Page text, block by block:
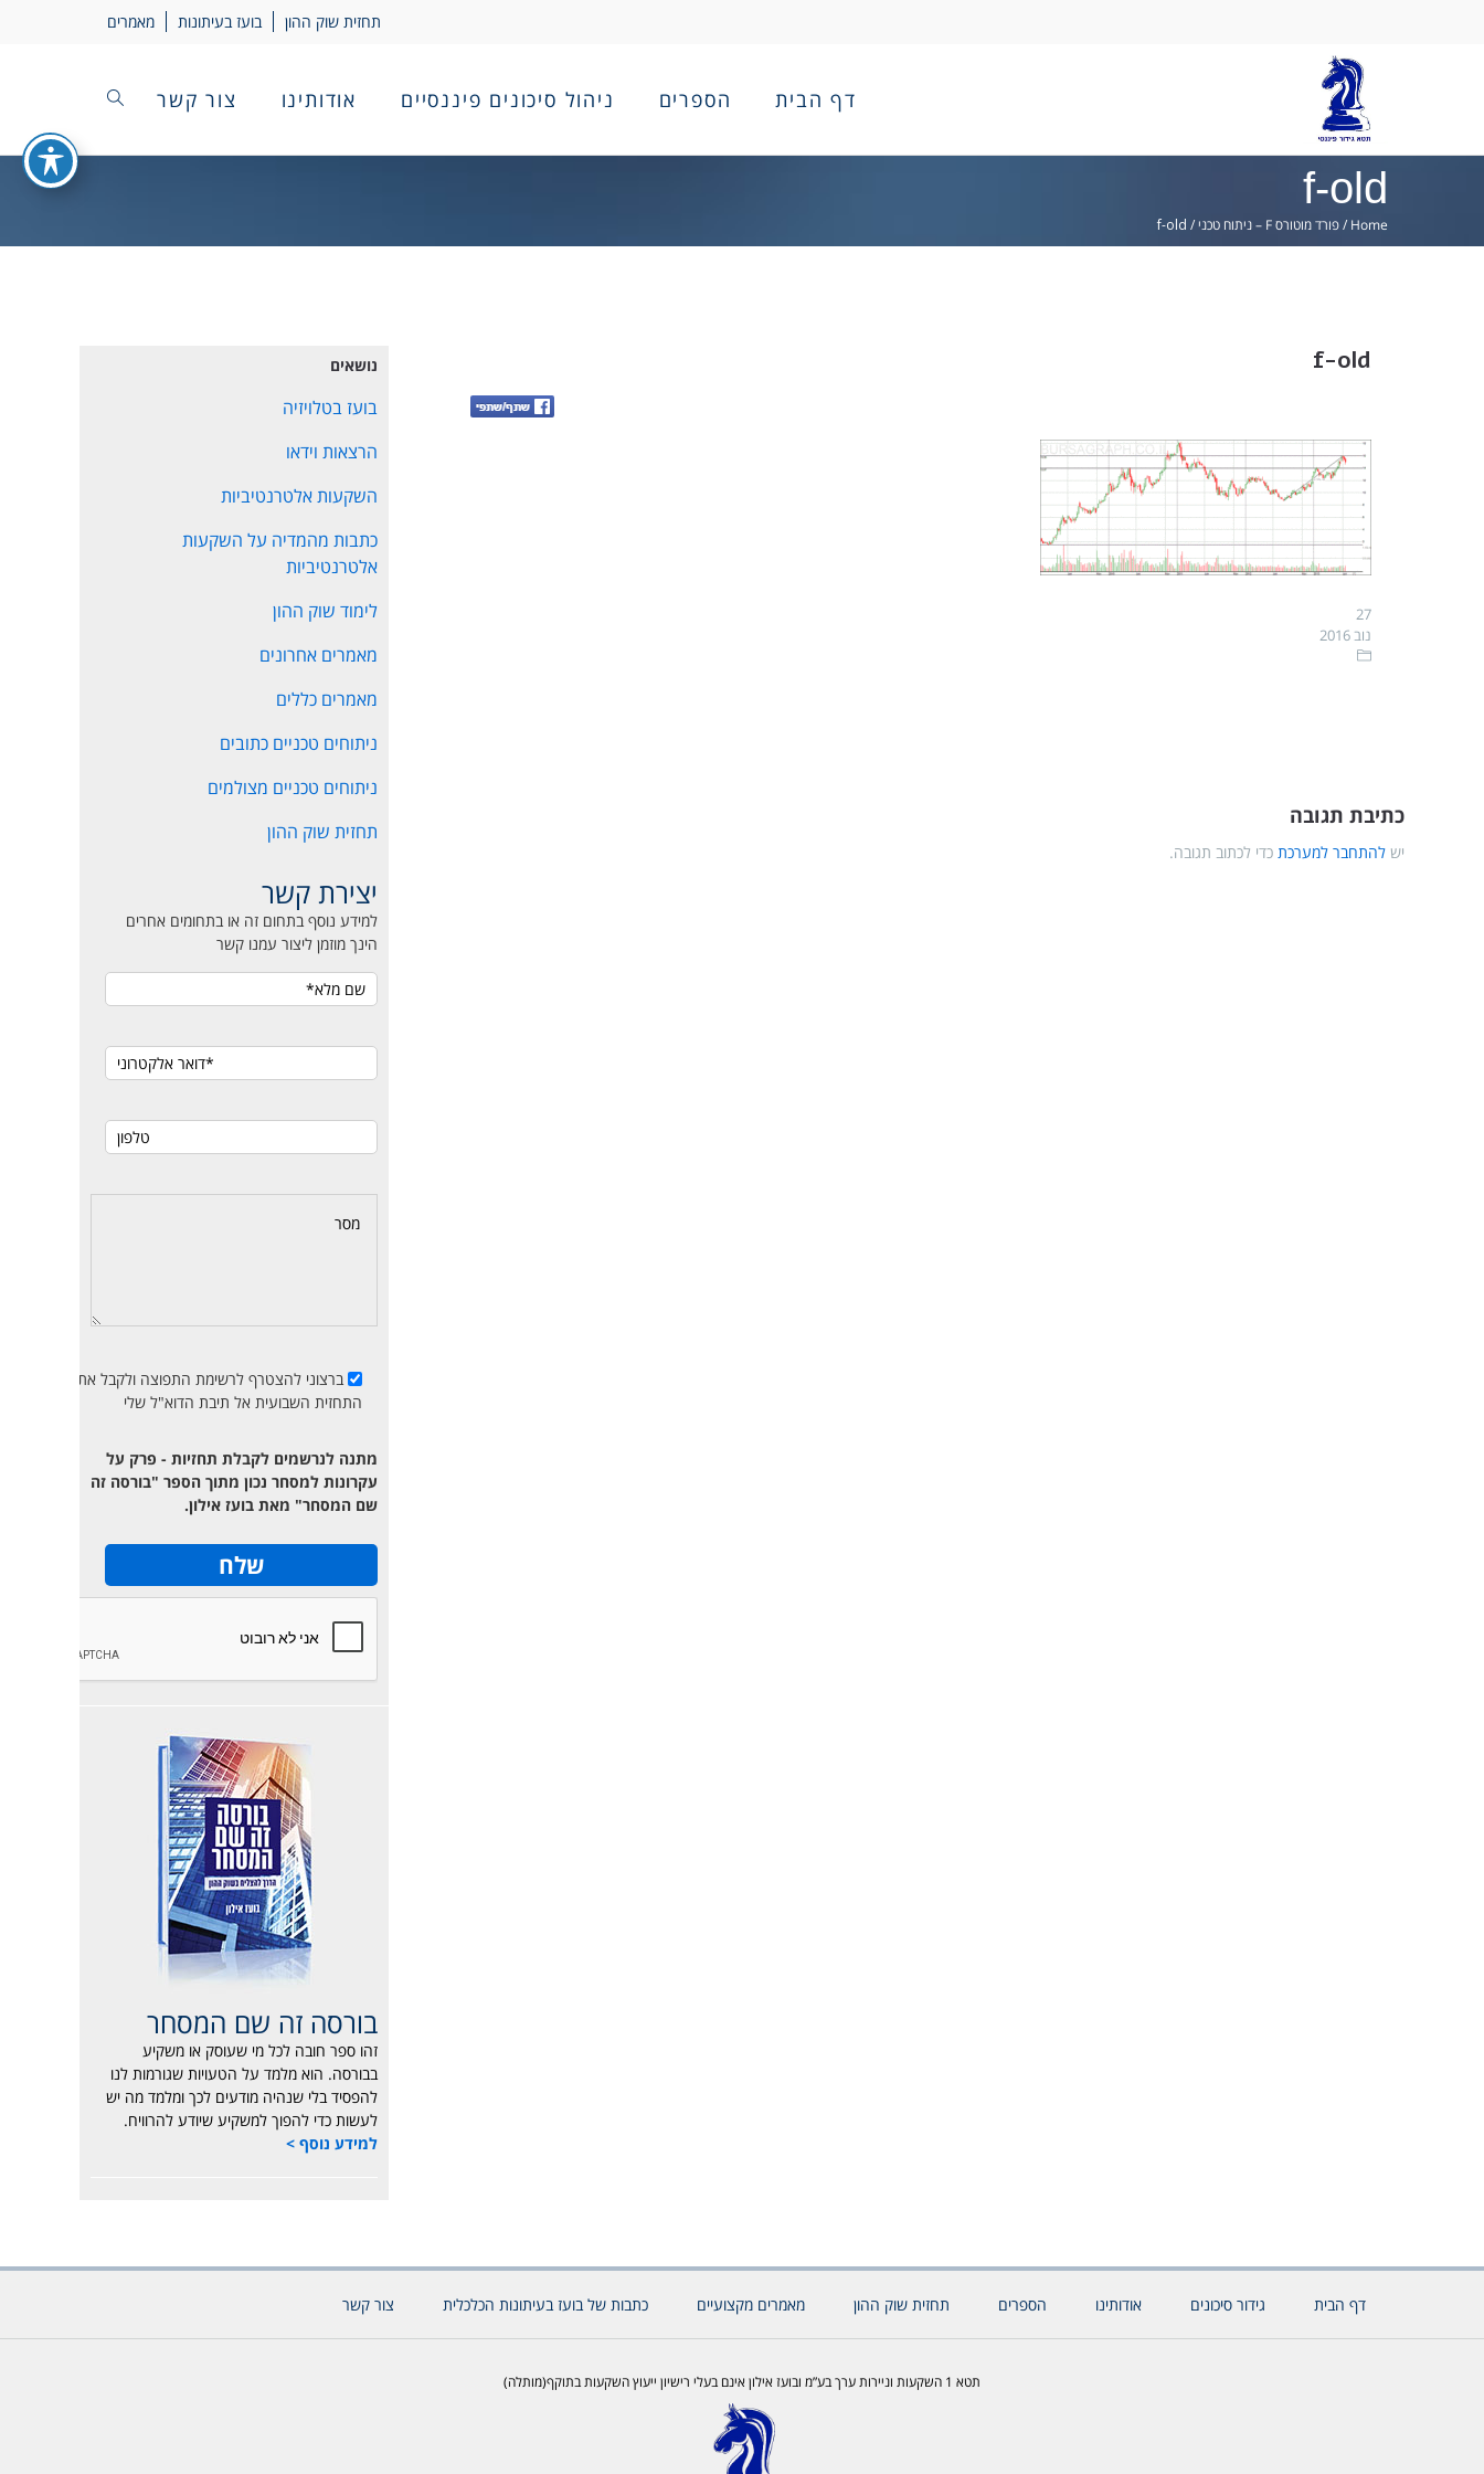
תחזית שוק ההון בועז בעיתונות מאמרים
דף הבית הספרים ניהול סיכונים פיננסיים אודותינו צור קשר
f-old
Home
/פורד מוטורס F – ניתוח טכני /
f-old
f-old
27
נוב 2016
כתיבת תגובה
יש להתחבר למערכת כדי לכתוב תגובה.
נושאים
בועז בטלויזיה
הרצאות וידאו
השקעות אלטרנטיביות
כתבות מהמדיה על השקעות
אלטרנטיביות
לימוד שוק ההון
מאמרים אחרונים
מאמרים כללים
ניתוחים טכניים כתובים
ניתוחים טכניים מצולמים
תחזית שוק ההון
יצירת קשר
למידע נוסף בתחום זה או בתחומים אחרים
הינך מוזמן ליצור עמנו קשר
ברצוני להצטרף לרשימת התפוצה ולקבל את
התחזית השבועית אל תיבת הדוא"ל שלי
מתנה לנרשמים לקבלת תחזיות - פרק על
עקרונות למסחר נכון מתוך הספר "בורסה זה
שם המסחר" מאת בועז אילון.
בורסה זה שם המסחר
זהו ספר חובה לכל מי שעוסק או משקיע
בבורסה. הוא מלמד על הטעויות שגורמות לנו
להפסיד בלי שנהיה מודעים לכך ומלמד מה יש
לעשות כדי להפוך למשקיע שיודע להרוויח.
למידע נוסף >
דף הבית גידור סיכונים אודותינו הספרים תחזית שוק ההון מאמרים מקצועיים כתבות של בועז בעיתונות הכלכלית צור קשר
תטא 1 השקעות וניירות ערך בע”מ ובועז אילון אינם בעלי רישיון ייעוץ השקעות בתוקף(מותלה)